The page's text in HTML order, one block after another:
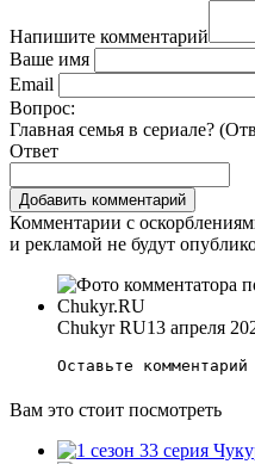
Напишите комментарий
Ваше имя
Email
Вопрос:
Главная семья в сериале?
Ответ
Комментарии с
и рекламой не будут
Chukyr RU13 апреля
Оставьте
Вам это стоит посмотреть